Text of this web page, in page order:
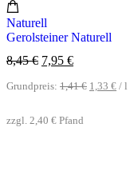
Naturell
Gerolsteiner Naturell
8,45€ 7,95 €
Grundpreis: 1,41€ 1,33 € / l
zzgl. 2,40 € Pfand